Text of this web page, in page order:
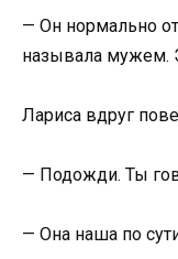
— Он нормально
называла мужем.
Лариса вдруг
— Подожди. Ты
— Она наша по